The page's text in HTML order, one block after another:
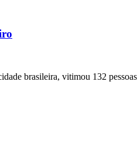
brasileira, vitimou 132